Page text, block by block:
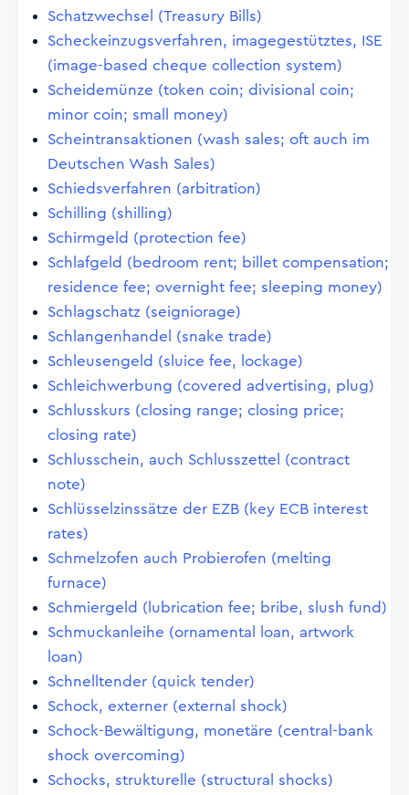
Schatzwechsel (Treasury Bills)
Scheckeinzugsverfahren, imagegestütztes, ISE
(image-based cheque collection system)
Scheidemünze (token coin; divisional coin;
minor coin; small money)
Scheintransaktionen (wash sales; oft auch im
Deutschen Wash Sales)
Schiedsverfahren (arbitration)
Schilling (shilling)
Schirmgeld (protection fee)
Schlafgeld (bedroom rent; billet compensation;
residence fee; overnight fee; sleeping money)
Schlagschatz (seigniorage)
Schlangenhandel (snake trade)
Schleusengeld (sluice fee, lockage)
Schleichwerbung (covered advertising, plug)
Schlusskurs (closing range; closing price;
closing rate)
Schlusschein, auch Schlusszettel (contract
note)
Schlüsselzinssätze der EZB (key ECB interest
rates)
Schmelzofen auch Probierofen (melting
furnace)
Schmiergeld (lubrication fee; bribe, slush fund)
Schmuckanleihe (ornamental loan, artwork
loan)
Schnelltender (quick tender)
Schock, externer (external shock)
Schock-Bewältigung, monetäre (central-bank
shock overcoming)
Schocks, strukturelle (structural shocks)